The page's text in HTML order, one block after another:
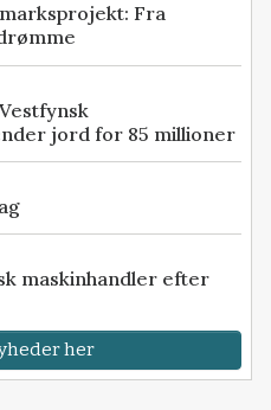
Fra
jord for 85 millioner
maskinhandler efter
her